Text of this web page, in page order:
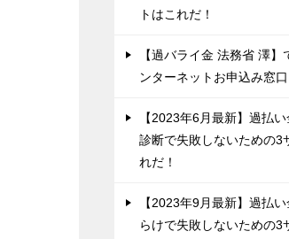
トはこれだ！
【過バライ金 法務省 澤】
ンターネットお申込み窓口
【2023年6月最新】過払
診断で失敗しないための3
れだ！
【2023年9月最新】過払
らけで失敗しないための3